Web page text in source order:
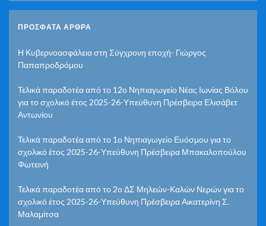
ΠΡΌΣΦΑΤΑ ΆΡΘΡΑ
Η Κυβερνοασφάλεια στη Σύγχρονη εποχή- Γιώργος
Παπαπροδρόμου
Τελικά παραδοτέα από το 12ο Νηπιαγωγείο Νέας Ιωνίας Βόλου
για το σχολικό έτος 2025-26-Υπεύθυνη Πρέσβειρα Ελισάβετ
Αντωνίου
Τελικά παραδοτέα από το 1ο Νηπιαγωγείο Ευόσμου για το
σχολικό έτος 2025-26-Υπεύθυνη Πρέσβειρα Μπακαλοπούλου
Φωτεινή
Τελικά παραδοτέα από το 2ο ΔΣ Μηλεών-Καλών Νερών για το
σχολικό έτος 2025-26-Υπεύθυνη Πρέσβειρα Αικατερίνη Σ.
Μαλαμίτσα